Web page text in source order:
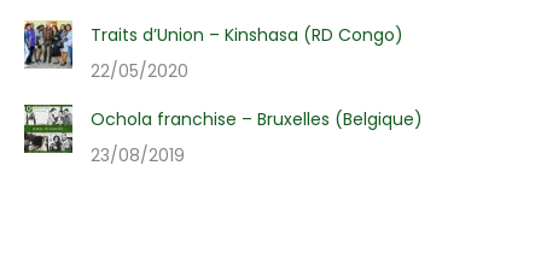
Traits d’Union – Kinshasa (RD Congo)
22/05/2020
Ochola franchise – Bruxelles (Belgique)
23/08/2019